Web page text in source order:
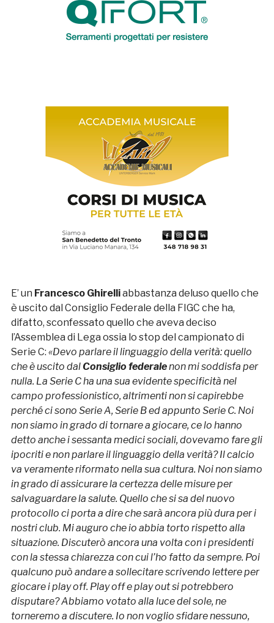
E’ un Francesco Ghirelliabbastanza deluso quello che
è uscito dal Consiglio Federale della FIGC che ha,
difatto, sconfessato quello che aveva deciso
l’Assemblea di Lega ossia lo stop del campionato di
Serie C: «Devo parlare il linguaggio della verità: quello
che è uscito dal Consiglio federalenon mi soddisfa per
nulla. La Serie C ha una sua evidente specificità nel
campo professionistico, altrimenti non si capirebbe
perché ci sono Serie A, Serie B ed appunto Serie C. Noi
non siamo in grado di tornare a giocare, ce lo hanno
detto anche i sessanta medici sociali, dovevamo fare gli
ipocriti e non parlare il linguaggio della verità? Il calcio
va veramente riformato nella sua cultura. Noi non siamo
in grado di assicurare la certezza delle misure per
salvaguardare la salute. Quello che si sa del nuovo
protocollo ci porta a dire che sarà ancora più dura per i
nostri club. Mi auguro che io abbia torto rispetto alla
situazione. Discuterò ancora una volta con i presidenti
con la stessa chiarezza con cui l’ho fatto da sempre. Poi
qualcuno può andare a sollecitare scrivendo lettere per
giocare i play off. Play off e play out si potrebbero
disputare? Abbiamo votato alla luce del sole, ne
torneremo a discutere. Io non voglio sfidare nessuno,